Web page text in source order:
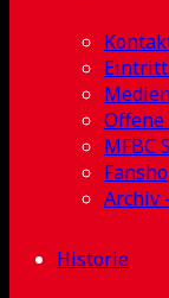
MFBC
Archiv
Historie